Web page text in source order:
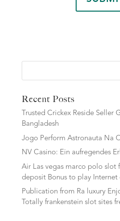
Recent Posts
Trusted Crickex Reside Seller
Bangladesh
Jogo Perform Astronauta Na
NV Casino: Ein aufregendes
Air Las vegas marco polo slot
deposit Bonus to play Internet
Publication from Ra luxury
Totally frankenstein slot sites